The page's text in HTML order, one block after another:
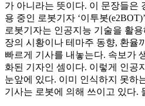
가 아니라는 뜻이다. 이 문장들은
용 중인 로봇기자 ‘이투봇
로봇기자는 인공지능 기술을 활
장의 시황이나 테마주 동향, 환율
빠르게 기사를 내놓는다. 속보가
화된 기자인 셈이다. 이렇게 인공
눈앞에 있다. 이미 인식하지 못하
기사는 로봇에 의해 쓰이고 있다.